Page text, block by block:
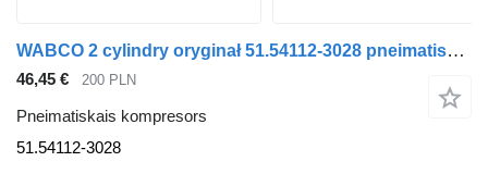
WABCO 2 cylindry oryginał 51.54112-3028 pneimatiskais kompresors paredzēts MAN TGA 51.54112-3028 kravas automašīnas
46,45 € 200 PLN
Pneimatiskais kompresors
51.54112-3028